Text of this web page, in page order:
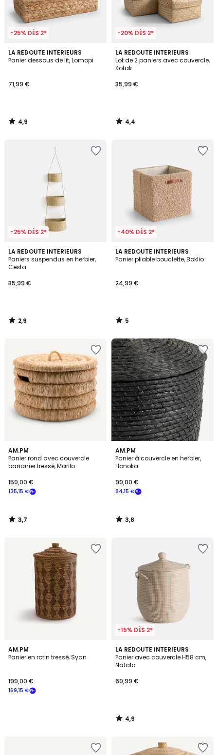
-25% DÈS 2*
LA REDOUTE INTERIEURS
Panier dessous de lit, Lomopi
71,99 €
4,9
/ 5
4,9
/
-20% DÈS 2*
LA REDOUTE INTERIEURS
Lot de 2 paniers avec couvercle,
Kotak
35,99 €
4,4
/ 5
4,4
/
-25% DÈS 2*
LA REDOUTE INTERIEURS
Paniers suspendus en herbier,
Cesta
35,99 €
2,9
/ 5
2,9
/
-40% DÈS 2*
LA REDOUTE INTERIEURS
Panier pliable bouclette, Boklio
24,99 €
5
/
5
/
AM.PM
Panier rond avec couvercle
bananier tressé, Marilo
135,15 €
159,00 €
3,7
/ 5
3,7
/
AM.PM
Panier à couvercle en herbier,
Honoka
84,15 €
99,00 €
3,8
/ 5
3,8
/
AM.PM
Panier en rotin tressé, Syan
169,15 €
199,00 €
-15% DÈS 2*
LA REDOUTE INTERIEURS
Panier avec couvercle H58 cm,
Natala
69,99 €
4,9
/ 5
4,9
/